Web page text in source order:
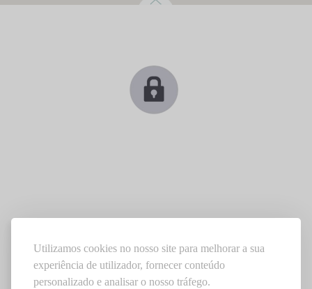
Utilizamos cookies no nosso site para melhorar a sua
experiência de utilizador, fornecer conteúdo
personalizado e analisar o nosso tráfego.